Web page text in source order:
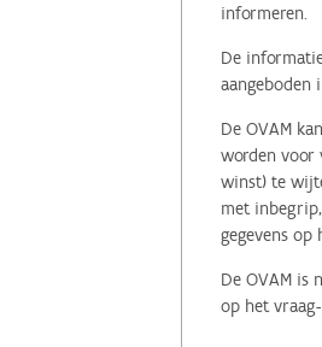
informeren.
De
aangeboden
De OVAM
worden voor
winst) te
met
gegevens
De OVAM is
op het